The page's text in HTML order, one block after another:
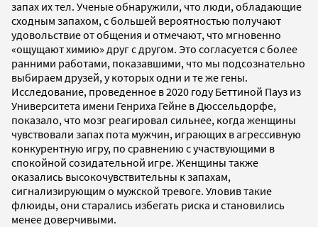
запах их тел. Ученые обнаружили, что люди, обладающие
сходным запахом, с большей вероятностью получают
удовольствие от общения и отмечают, что мгновенно
«ощущают химию» друг с другом. Это согласуется с более
ранними работами, показавшими, что мы подсознательно
выбираем друзей, у которых одни и те же гены.
Исследование, проведенное в 2020 году Беттиной Пауз из
Университета имени Генриха Гейне в Дюссельдорфе,
показало, что мозг реагировал сильнее, когда женщины
чувствовали запах пота мужчин, играющих в агрессивную
конкурентную игру, по сравнению с участвующими в
спокойной созидательной игре. Женщины также
оказались высокочувствительны к запахам,
сигнализирующим о мужской тревоге. Уловив такие
флюиды, они старались избегать риска и становились
менее доверчивыми.